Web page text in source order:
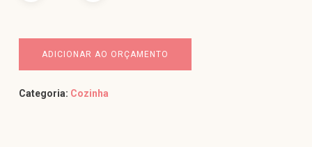
ADICIONAR AO ORÇAMENTO
Categoria: Cozinha